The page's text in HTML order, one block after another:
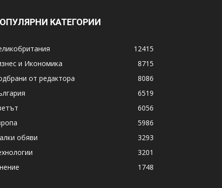
КАТЕГОРИИ
12415
и Икономика
8715
от редактора
8086
6519
6056
5986
обяви
3293
3201
1748